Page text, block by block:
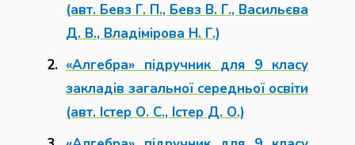
(авт. Бевз Г. П., Бевз В. Г., Васильєва
Д. В., Владімірова Н. Г.)
«Алгебра» підручник для 9 класу
закладів загальної середньої освіти
(авт. Істер О. С., Істер Д. О.)